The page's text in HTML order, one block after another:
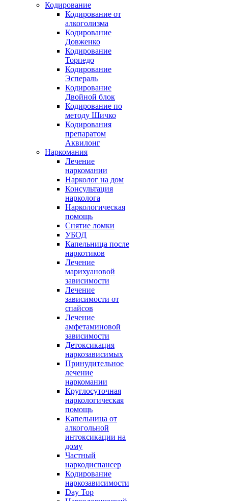
Кодирование
Кодирование от
алкоголизма
Кодирование
Довженко
Кодирование
Торпедо
Кодирование
Эспераль
Кодирование
Двойной блок
Кодирование по
методу Шичко
Кодирования
препаратом
Аквилонг
Наркомания
Лечение
наркомании
Нарколог на дом
Консультация
нарколога
Наркологическая
помощь
Снятие ломки
УБОД
Капельница после
наркотиков
Лечение
марихуановой
зависимости
Лечение
зависимости от
спайсов
Лечение
амфетаминовой
зависимости
Детоксикация
наркозависимых
Принудительное
лечение
наркомании
Круглосуточная
наркологическая
помощь
Капельница от
алкогольной
интоксикации на
дому
Частный
наркодиспансер
Кодирование
наркозависимости
Day Top